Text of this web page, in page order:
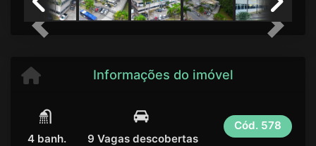
Previous Next
Informações do imóvel
4 banh. 9 Vagas descobertas
Cód. 578